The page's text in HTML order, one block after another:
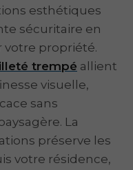
esthétiques
sécuritaire en
propriété.
trempé allient
visuelle,
sans
La
préserve les
votre résidence,